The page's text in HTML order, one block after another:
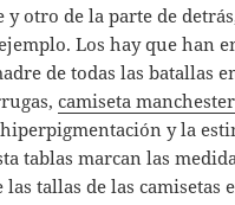
y otro de la parte de
Los hay que han
de todas las batallas
camiseta
y la
tablas marcan las
tallas de las camisetas